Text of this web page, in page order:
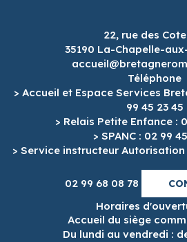
22, rue des
35190 La-Chapelle-
Téléphone
> Accueil et Espace Services
99 45 23 45
> Relais Petite Enfance :
> SPANC : 02 99
> Service instructeur Autorisation
02 99 68 08 78
Horaires
Accueil du siège
Du lundi au vendredi :